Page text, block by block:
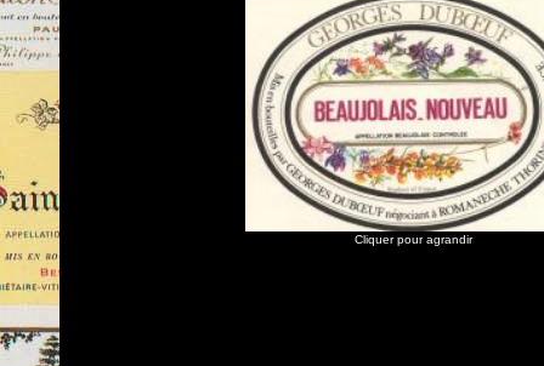
Cliquer pour agrandir